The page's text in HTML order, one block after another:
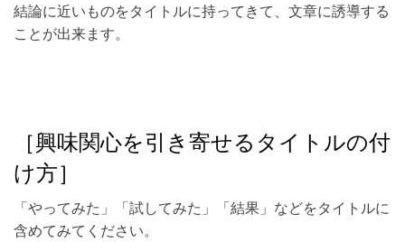
結論に近いものをタイトルに持ってきて、文章に誘導する
ことが出来ます。
［興味関心を引き寄せるタイトルの付
け方］
「やってみた」「試してみた」「結果」などをタイトルに
含めてみてください。